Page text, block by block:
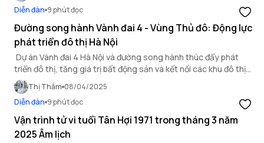
Diễn đàn 9 phút đọc
Đường song hành Vành đai 4 - Vùng Thủ đô: Động lực
phát triển đô thị Hà Nội
Dự án Vành đai 4 Hà Nội và đường song hành thúc đẩy phát
triển đô thị, tăng giá trị bất động sản và kết nối các khu đô thị
vệ tinh.
Thị Thắm 08/04/2025
Diễn đàn 9 phút đọc
Vận trình tử vi tuổi Tân Hợi 1971 trong tháng 3 năm
2025 Âm lịch